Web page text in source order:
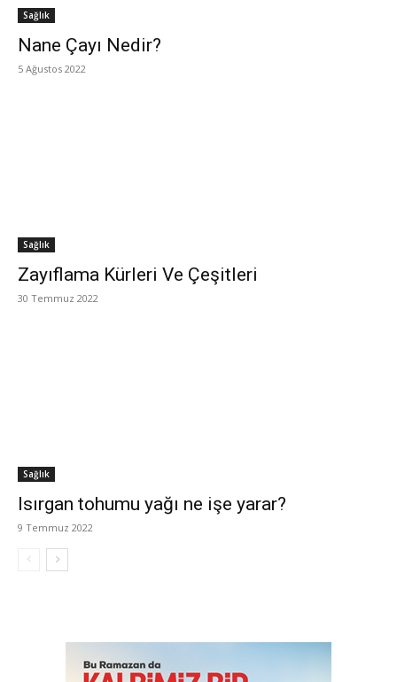
Sağlık
Nane Çayı Nedir?
5 Ağustos 2022
Sağlık
Zayıflama Kürleri Ve Çeşitleri
30 Temmuz 2022
Sağlık
Isırgan tohumu yağı ne işe yarar?
9 Temmuz 2022